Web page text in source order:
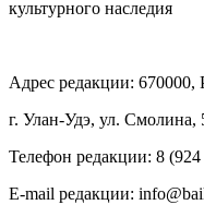
культурного наследия
Адрес редакции: 670000,
г. Улан-Удэ, ул.
Телефон редакции: ‎‎8
E-mail редакции: